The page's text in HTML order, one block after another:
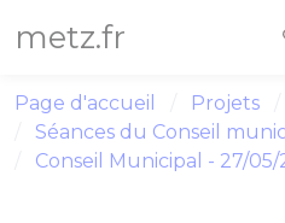
metz.fr
Page d'accueil Projets
Séances du Conseil
Conseil Municipal - 27/05/